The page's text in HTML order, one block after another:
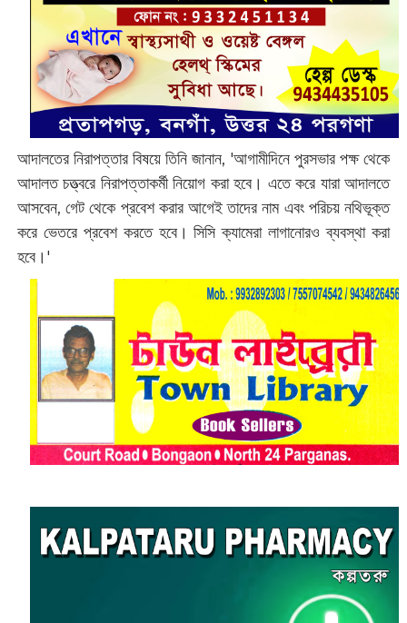
আদালতের নিরাপত্তার বিষয়ে তিনি জানান, '‌আগামীদিনে পুরসভার পক্ষ থেকে
আদালত চত্ত্বরে নিরাপত্তাকর্মী নিয়োগ করা হবে। এতে করে যারা আদালতে
আসবেন, গেট থেকে প্রবেশ করার আগেই তাদের নাম এবং পরিচয় নথিভূক্ত
করে ভেতরে প্রবেশ করতে হবে। সিসি ক্যামেরা লাগানোরও ব্যবস্থা করা
হবে।'‌